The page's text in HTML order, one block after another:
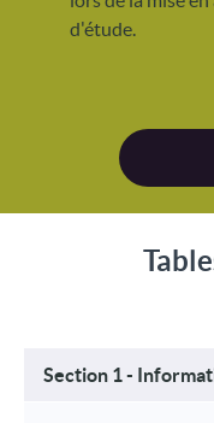
d'étude.
Section 1 -